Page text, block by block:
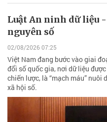
Luật An ninh dữ liệu
nguyên số
02/08/2026 07:25
Việt Nam đang bước vào giai
đổi số quốc gia, nơi dữ liệu
chiến lược, là “mạch máu” nuôi
xã hội số.